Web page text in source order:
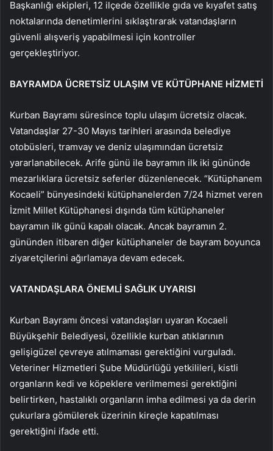
Başkanlığı ekipleri, 12 ilçede özellikle gıda ve kıyafet satış
noktalarında denetimlerini sıklaştırarak vatandaşların
güvenli alışveriş yapabilmesi için kontroller
gerçekleştiriyor.
BAYRAMDA ÜCRETSİZ ULAŞIM VE KÜTÜPHANE HİZMETİ
Kurban Bayramı süresince toplu ulaşım ücretsiz olacak.
Vatandaşlar 27-30 Mayıs tarihleri arasında belediye
otobüsleri, tramvay ve deniz ulaşımından ücretsiz
yararlanabilecek. Arife günü ile bayramın ilk iki gününde
mezarlıklara ücretsiz seferler düzenlenecek. “Kütüphanem
Kocaeli” bünyesindeki kütüphanelerden 7/24 hizmet veren
İzmit Millet Kütüphanesi dışında tüm kütüphaneler
bayramın ilk günü kapalı olacak. Ancak bayramın 2.
gününden itibaren diğer kütüphaneler de bayram boyunca
ziyaretçilerini ağırlamaya devam edecek.
VATANDAŞLARA ÖNEMLİ SAĞLIK UYARISI
Kurban Bayramı öncesi vatandaşları uyaran Kocaeli
Büyükşehir Belediyesi, özellikle kurban atıklarının
gelişigüzel çevreye atılmaması gerektiğini vurguladı.
Veteriner Hizmetleri Şube Müdürlüğü yetkilileri, kistli
organların kedi ve köpeklere verilmemesi gerektiğini
belirtirken, hastalıklı organların imha edilmesi ya da derin
çukurlara gömülerek üzerinin kireçle kapatılması
gerektiğini ifade etti.